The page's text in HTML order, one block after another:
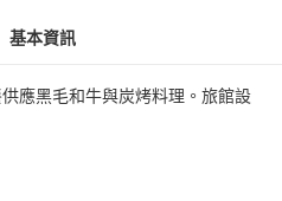
基本資訊
應黑毛和牛與炭烤料理。旅館設